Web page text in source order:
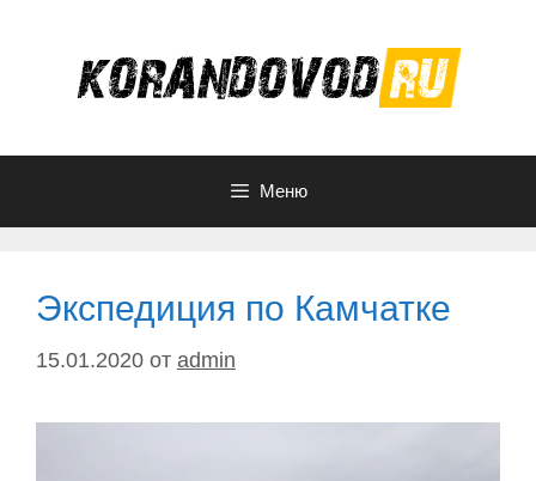
содержимому
Меню
Экспедиция по Камчатке
15.01.2020 от admin